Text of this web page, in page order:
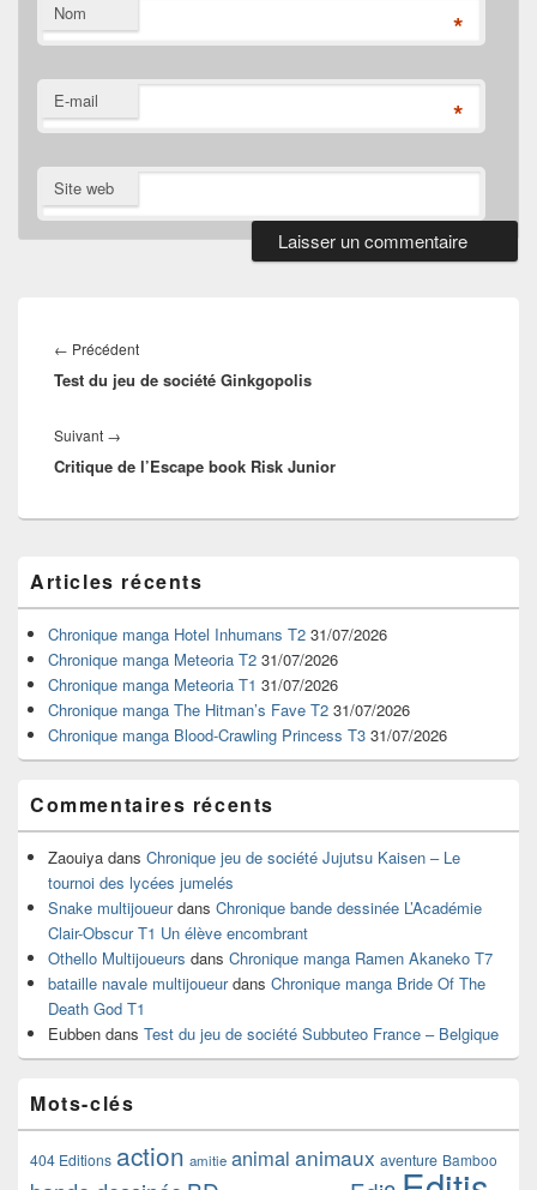
Nom *
E-mail *
Site web
de
l’article
← PrécédentArticle
précédent :
Test du jeu de société Ginkgopolis
Suivant →
suivant :
Critique de l’Escape book Risk Junior
principale
de
widget
pour
barre
latérale
Articles récents
Chronique manga Hotel Inhumans T2 31/07/2026
Chronique manga Meteoria T2 31/07/2026
Chronique manga Meteoria T1 31/07/2026
Chronique manga The Hitman’s Fave T2 31/07/2026
Chronique manga Blood-Crawling Princess T3 31/07/2026
Commentaires récents
Zaouiya dans Chronique jeu de société Jujutsu Kaisen – Le
tournoi des lycées jumelés
Snake multijoueurdans Chronique bande dessinée L’Académie
Clair-Obscur T1 Un élève encombrant
Othello Multijoueurs dans Chronique manga Ramen Akaneko T7
bataille navale multijoueurdans Chronique manga Bride Of The
Death God T1
Eubben dans Test du jeu de société Subbuteo France – Belgique
Mots-clés
404 Editions action amitie animal animaux aventure Bamboo